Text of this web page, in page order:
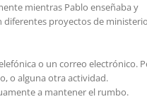
mientras Pablo enseñaba y
diferentes proyectos de ministerio
o un correo electrónico.
o alguna otra actividad.
a mantener el rumbo.